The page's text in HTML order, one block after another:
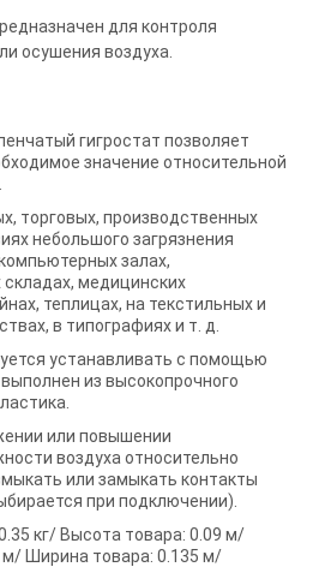
для контроля
осушения воздуха.
гигростат позволяет
значение относительной
торговых, производственных
небольшого загрязнения
залах,
медицинских
теплицах, на текстильных и
в типографиях и т. д.
устанавливать с помощью
из высокопрочного
или повышении
воздуха относительно
или замыкать контакты
при подключении).
кг/ Высота товара: 0.09 м/
м/ Ширина товара: 0.135 м/